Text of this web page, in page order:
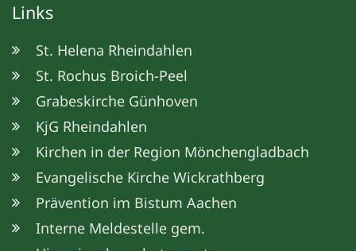
Links
St. Helena Rheindahlen
St. Rochus Broich-Peel
Grabeskirche Günhoven
KjG Rheindahlen
Kirchen in der Region Mönchengladbach
Evangelische Kirche Wickrathberg
Prävention im Bistum Aachen
Interne Meldestelle gem.